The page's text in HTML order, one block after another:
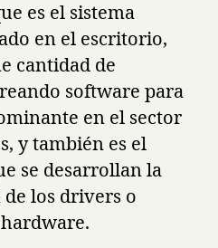
es el sistema
en el escritorio,
cantidad de
software para
en el sector
y también es el
se desarrollan la
los drivers o